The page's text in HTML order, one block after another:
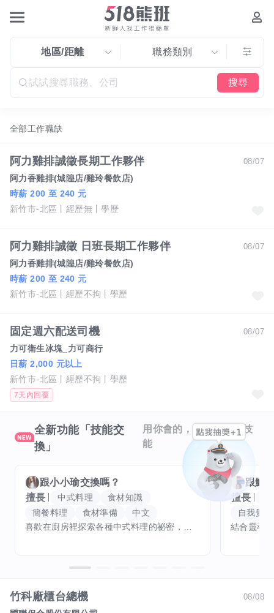
地區/距離 職務類別
搜尋
全部工作職缺
08/07
阿力雞排誠徵長期工作夥伴
阿力香雞排(城隍店/雞玲餐飲店)
時薪 200 至 240 元
新竹市-北區
經歷無 學歷
08/07
阿力雞排誠徵 日班長期工作夥伴
阿力香雞排(城隍店/雞玲餐飲店)
時薪 200 至 240 元
新竹市-北區
經歷不拘 學歷
08/07
固定週六配送司機
力可衛生冰塊_力可商行
日薪 2,000 元以上
新竹市-北區
經歷不拘 學歷
7天內回覆
全新功能「技能交
換」
用你會的，換你想學的技
能
跟小小瑜交換嗎？
擅長
中式料理
食材知識
簡餐料理
食材準備
中文
跟魟
擅長
自我覺察
08/08
竹科廠櫃台總機